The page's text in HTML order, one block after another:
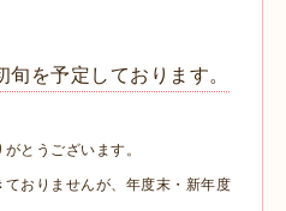
を予定しております。
とうございます。
おりませんが、年度末・新年度